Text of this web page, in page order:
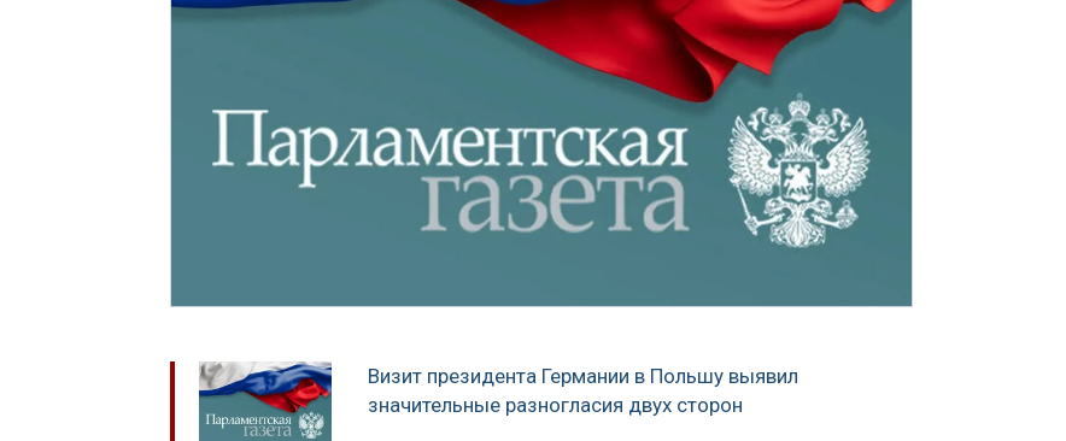
Визит президента Германии в Польшу выявил
значительные разногласия двух сторон